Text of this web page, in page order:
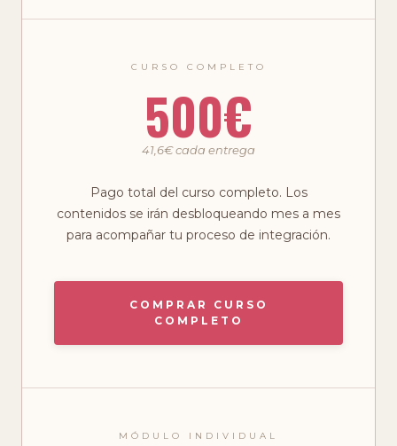
CURSO COMPLETO
500€
41,6€ cada entrega
Pago total del curso completo. Los
contenidos se irán desbloqueando mes a mes
para acompañar tu proceso de integración.
COMPRAR CURSO
COMPLETO
MÓDULO INDIVIDUAL